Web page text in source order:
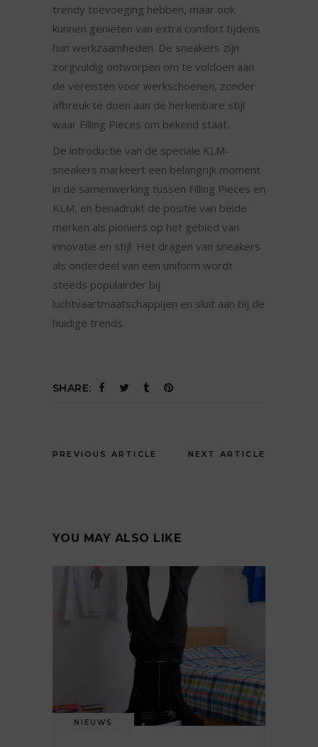
trendy toevoeging hebben, maar ook
kunnen genieten van extra comfort tijdens
hun werkzaamheden. De sneakers zijn
zorgvuldig ontworpen om te voldoen aan
de vereisten voor werkschoenen, zonder
afbreuk te doen aan de herkenbare stijl
waar Filling Pieces om bekend staat.
De introductie van de speciale KLM-
sneakers markeert een belangrijk moment
in de samenwerking tussen Filling Pieces en
KLM, en benadrukt de positie van beide
merken als pioniers op het gebied van
innovatie en stijl. Het dragen van sneakers
als onderdeel van een uniform wordt
steeds populairder bij
luchtvaartmaatschappijen en sluit aan bij de
huidige trends.
SHARE:
PREVIOUS ARTICLE NEXT ARTICLE
YOU MAY ALSO LIKE
NIEUWS